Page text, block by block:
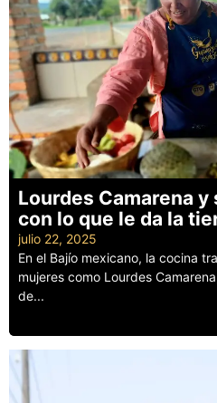
Lourdes Camarena
con lo que le da la
julio 22, 2025
En el Bajío mexicano, la cocina
mujeres como Lourdes
de...